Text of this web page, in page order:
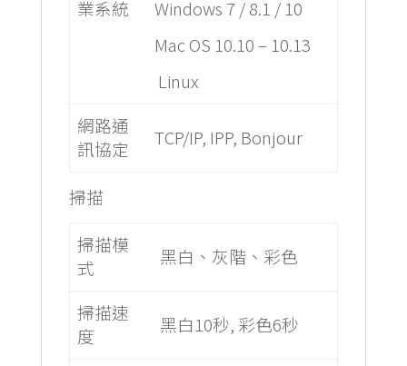
業系統
Windows 7 / 8.1 / 10
Mac OS 10.10 – 10.13
Linux
網路通
訊協定
TCP/IP, IPP, Bonjour
掃描
掃描模
式
黑白、灰階、彩色
掃描速
度
黑白10秒, 彩色6秒